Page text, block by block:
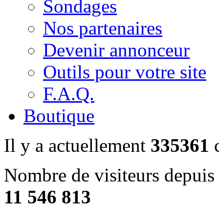
Sondages
Nos partenaires
Devenir annonceur
Outils pour votre site
F.A.Q.
Boutique
Il y a actuellement 335361
Nombre de visiteurs
11 546 813